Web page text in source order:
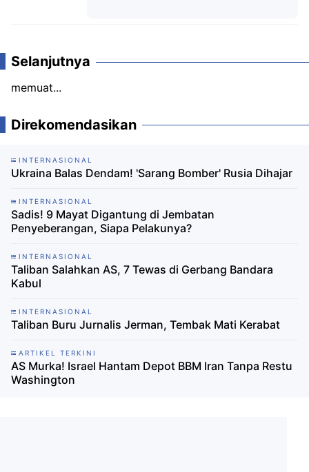
Selanjutnya
memuat...
Direkomendasikan
INTERNASIONAL
Ukraina Balas Dendam! 'Sarang Bomber' Rusia Dihajar
INTERNASIONAL
Sadis! 9 Mayat Digantung di Jembatan
Penyeberangan, Siapa Pelakunya?
INTERNASIONAL
Taliban Salahkan AS, 7 Tewas di Gerbang Bandara
Kabul
INTERNASIONAL
Taliban Buru Jurnalis Jerman, Tembak Mati Kerabat
ARTIKEL TERKINI
AS Murka! Israel Hantam Depot BBM Iran Tanpa Restu
Washington